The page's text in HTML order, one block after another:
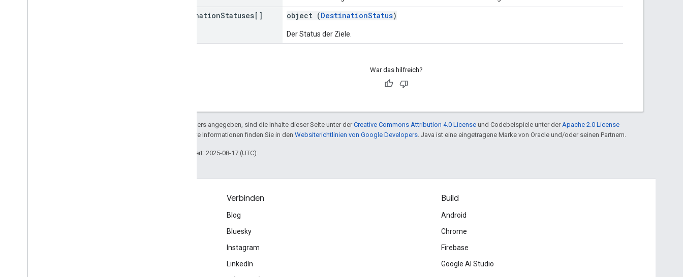
destinationStatuses[] object (DestinationStatus)
Der Status der Ziele.
War das hilfreich?
Sofern nicht anders angegeben, sind die Inhalte dieser Seite unter derCreative Commons Attribution 4.0 License und Codebeispiele unter der Apache 2.0 License
lizenziert. Weitere Informationen finden Sie in den Websiterichtlinien von Google Developers . Java ist eine eingetragene Marke von Oracle und/oder seinen Partnern.
Zuletzt aktualisiert: 2025-08-17 (UTC).
Verbinden
Blog
Bluesky
Instagram
LinkedIn
Build
Android
Chrome
Firebase
Google AI Studio